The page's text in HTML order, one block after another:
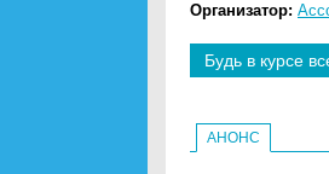
Организатор:
Будь в курсе
АНОНС